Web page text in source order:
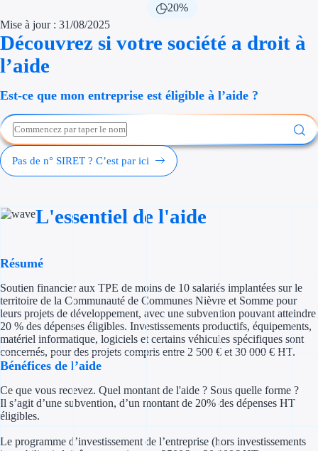
Aides RSE
Création
Cession
Subventions
Concours
Réduction
20%
Mise à jour : 31/08/2025
Découvrez si votre société a droit à
l’aide
Est-ce que mon entreprise est éligible à l’aide ?
Pas de n° SIRET ? C’est par ici
L'essentiel de l'aide
Résumé
Soutien financier aux TPE de moins de 10 salariés implantées sur le
territoire de la Communauté de Communes Nièvre et Somme pour
leurs projets de développement, avec une subvention pouvant atteindre
20 % des dépenses éligibles. Investissements productifs, équipements,
matériel informatique, logiciels et certains véhicules spécifiques sont
concernés, pour des projets compris entre 2 500 € et 30 000 € HT.
Bénéfices de l’aide
Ce que vous recevez. Quel montant de l'aide ? Sous quelle forme ?
Il s’agit d’une subvention, d’un montant de 20% des dépenses HT
éligibles.
Le programme d’investissement de l’entreprise (hors investissements